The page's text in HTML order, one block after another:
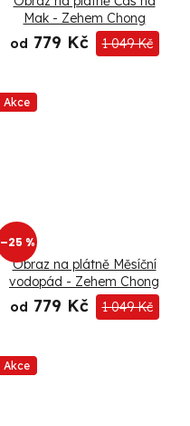
Mak - Zehem Chong
od 779 Kč 1 049 Kč
Akce
–25 %
Obraz na plátně Měsíční
vodopád - Zehem Chong
od 779 Kč 1 049 Kč
Akce